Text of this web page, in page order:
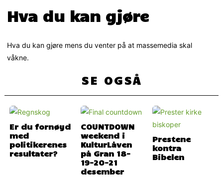
Hva du kan gjøre
Hva du kan gjøre mens du venter på at massemedia skal
våkne.
SE OGSÅ
Er du fornøyd
med
politikerenes
resultater?
COUNTDOWN
weekend i
KulturLåven
på Gran 18-
19-20-21
desember
Prestene
kontra
Bibelen